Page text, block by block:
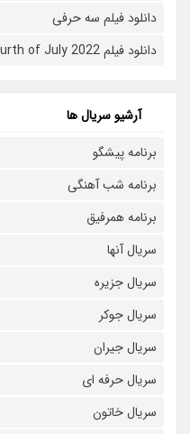
دانلود فیلم سه حرفی
دانلود فیلم Fourth of July 2022 چهارم جولای
آرشیو سریال ها
برنامه پیشگو
برنامه شب آهنگی
برنامه همرفیق
سریال آنها
سریال جزیره
سریال جوکر
سریال جیران
سریال حرفه ای
سریال خاتون